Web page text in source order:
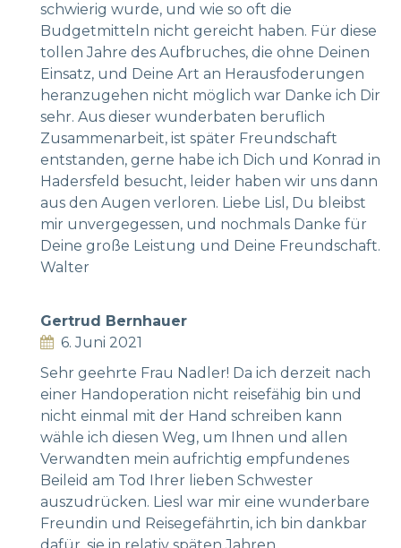
schwierig wurde, und wie so oft die
Budgetmitteln nicht gereicht haben. Für diese
tollen Jahre des Aufbruches, die ohne Deinen
Einsatz, und Deine Art an Herausfoderungen
heranzugehen nicht möglich war Danke ich Dir
sehr. Aus dieser wunderbaten beruflich
Zusammenarbeit, ist später Freundschaft
entstanden, gerne habe ich Dich und Konrad in
Hadersfeld besucht, leider haben wir uns dann
aus den Augen verloren. Liebe Lisl, Du bleibst
mir unvergegessen, und nochmals Danke für
Deine große Leistung und Deine Freundschaft.
Walter
Gertrud Bernhauer
6. Juni 2021
Sehr geehrte Frau Nadler! Da ich derzeit nach
einer Handoperation nicht reisefähig bin und
nicht einmal mit der Hand schreiben kann
wähle ich diesen Weg, um Ihnen und allen
Verwandten mein aufrichtig empfundenes
Beileid am Tod Ihrer lieben Schwester
auszudrücken. Liesl war mir eine wunderbare
Freundin und Reisegefährtin, ich bin dankbar